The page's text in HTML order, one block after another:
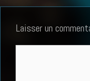
Laisser un